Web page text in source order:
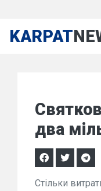
KARPAT
два
Стільки